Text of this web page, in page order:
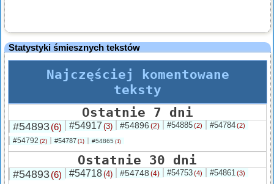
Statystyki śmiesznych tekstów
Najczęściej komentowane
teksty
Ostatnie 7 dni
#54893(6) #54917 (3) #54896 (2) #54885(2) #54784(2)
#54792 (2) #54787 (1) #54865 (1)
Ostatnie 30 dni
#54893(6) #54718(4) #54748 (4) #54753(4) #54861(3)